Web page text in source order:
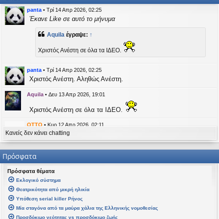
εις
η
panta • Τρί 14 Απρ 2026, 02:25
Έκανε Like σε αυτό το μήνυμα
Aquila έγραψε: ↑
Χριστός Ανέστη σε όλα τα ΙΔΕΟ.
panta • Τρί 14 Απρ 2026, 02:25
Χριστός Ανέστη. Αληθώς Ανέστη.
Aquila • Δευ 13 Απρ 2026, 19:01
Χριστός Ανέστη σε όλα τα ΙΔΕΟ.
OTTO • Κυρ 12 Απρ 2026, 02:11
likes this message
kat_womanέγραψε:↑
pantaέγραψε:↑
Καλή Μεγάλη Εβδομάδα. Καλή Ανάσταση.
Καλή Ανάσταση σε όλους!
Κανείς δεν κάνει chatting
Πρόσφατα
Πρόσφατα θέματα
Εκλογικό σύστημα
Θεατρικότητα από μικρή ηλικία
Υπόθεση serial killer Ρήνος
Μία σταγόνα από τα μαύρα χάλια της Ελληνικής νομοθεσίας
Προσδόκιμο νεότητας vs προσδόκιμο ζωής